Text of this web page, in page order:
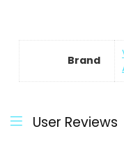
Brand
User Reviews